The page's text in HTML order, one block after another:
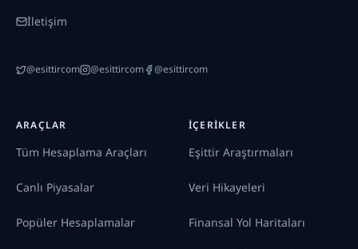
İletişim
@esittircom @esittircom @esittircom
ARAÇLAR
Tüm Hesaplama Araçları
Canlı Piyasalar
Popüler Hesaplamalar
İÇERIKLER
Eşittir Araştırmaları
Veri Hikayeleri
Finansal Yol Haritaları